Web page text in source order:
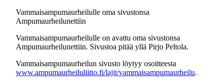
Vammaisampumaurheilulle oma sivustonsa
Ampumaurheilunettiin
Vammaisampumaurheilulle on avattu oma sivustonsa
Ampumaurheilunettiin. Sivustoa pitää yllä Pirjo Peltola.
Vammaisampumaurheilun sivusto löytyy osoitteesta
www.ampumaurheiluliitto.fi/lajit/vammaisampumaurheilu.